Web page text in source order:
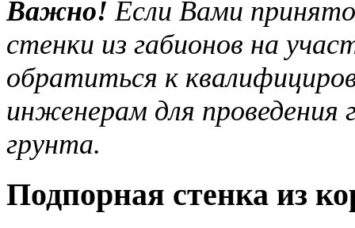
Важно! Если Вами
стенки из габионов на
обратиться к
инженерам для проведения
грунта.
Подпорная стенка из